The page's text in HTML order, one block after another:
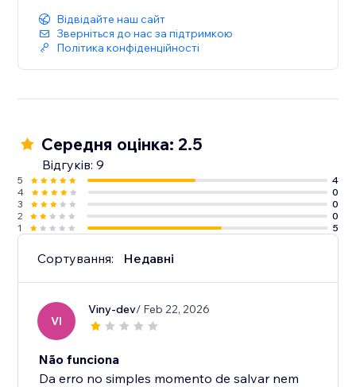
Відвідайте наш сайт
Зверніться до нас за підтримкою
Політика конфіденційності
Середня оцінка: 2.5
Відгуків: 9
5
4
4
0
3
0
2
0
1
5
Сортування: Недавні
VI
Viny-dev/ Feb 22, 2026
Não funciona
Da erro no simples momento de salvar nem